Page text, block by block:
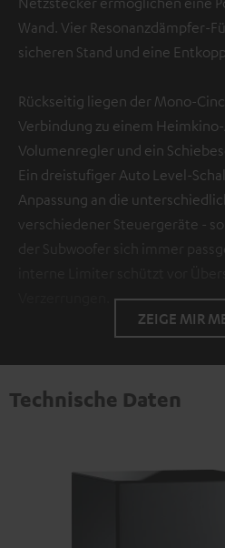
Wand. Vier Resonanzdämpfer-
sicheren Stand und eine
Rückseitig liegen der Mono-
Verbindung zu einem
Volumenregler und ein
Ein dreistufiger Auto Level-
Anpassung an die
verschiedener Steuergeräte -
der Subwoofer sich immer
ZEIGE MIR
Technische Daten